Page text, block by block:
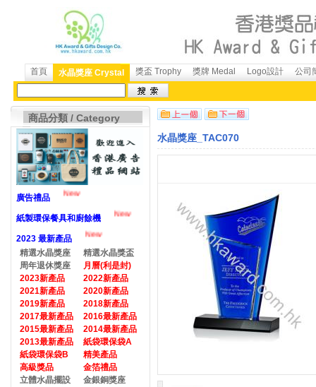
首頁 水晶獎座 Crystal 獎盃 Trophy 獎牌 Medal Logo設計 公司
商品分類 / Category
廣告禮品 New
紙製環保餐具和廚餘機 New
2023 最新產品
New
精選水晶獎座
精選水晶獎盃
周年退休獎座
月曆(利是封)
2023新產品
2022新產品
2021新產品
2020新產品
2019新產品
2018新產品
2017最新產品
2016最新產品
2015最新產品
2014最新產品
2013最新產品
紙袋環保袋A
紙袋環保袋B
精美產品
高級獎品
金箔禮品
立體水晶擺設
金銀銅獎座
水晶獎座_TAC070